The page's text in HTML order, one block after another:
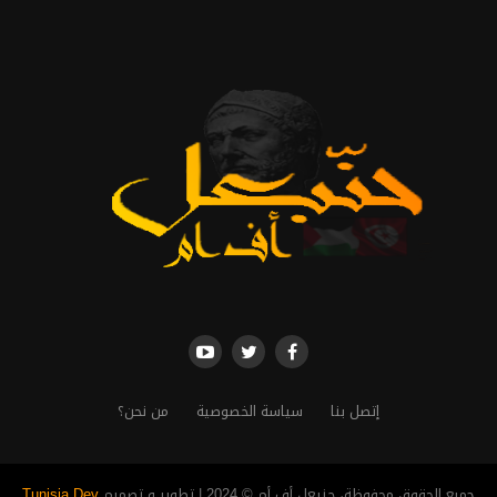
إتصل بنا سياسة الخصوصية من نحن؟